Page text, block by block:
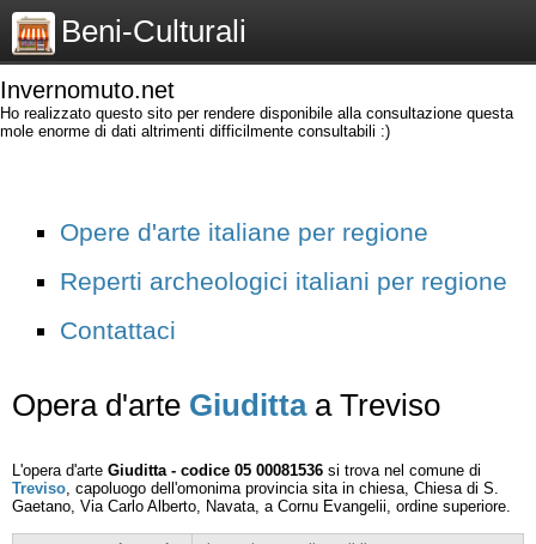
Beni-Culturali
Invernomuto.net
Ho realizzato questo sito per rendere disponibile alla consultazione questa
mole enorme di dati altrimenti difficilmente consultabili :)
Reperti archeologici italiani per regione
Opera d'arteGiudittaa Treviso